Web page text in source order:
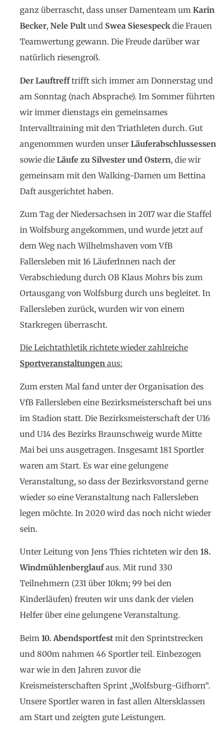
ganz überrascht, dass unser Damenteam um Karin
Becker, Nele Pult und Swea Siesespeckdie Frauen
Teamwertung gewann. Die Freude darüber war
natürlich riesengroß.
Der Lauftrefftrifft sich immer am Donnerstag und
am Sonntag (nach Absprache). Im Sommer führten
wir immer dienstags ein gemeinsames
Intervalltraining mit den Triathleten durch. Gut
angenommen wurden unser Läuferabschlussessen
sowie die Läufe zu Silvester und Ostern, die wir
gemeinsam mit den Walking-Damen um Bettina
Daft ausgerichtet haben.
Zum Tag der Niedersachsen in 2017 war die Staffel
in Wolfsburg angekommen, und wurde jetzt auf
dem Weg nach Wilhelmshaven vom VfB
Fallersleben mit 16 LäuferInnen nach der
Verabschiedung durch OB Klaus Mohrs bis zum
Ortausgang von Wolfsburg durch uns begleitet. In
Fallersleben zurück, wurden wir von einem
Starkregen überrascht.
Die Leichtathletik richtete wieder zahlreiche
Sportveranstaltungen aus:
Zum ersten Mal fand unter der Organisation des
VfB Fallersleben eine Bezirksmeisterschaft bei uns
im Stadion statt. Die Bezirksmeisterschaft der U16
und U14 des Bezirks Braunschweig wurde Mitte
Mai bei uns ausgetragen. Insgesamt 181 Sportler
waren am Start. Es war eine gelungene
Veranstaltung, so dass der Bezirksvorstand gerne
wieder so eine Veranstaltung nach Fallersleben
legen möchte. In 2020 wird das noch nicht wieder
sein.
Unter Leitung von Jens Thies richteten wir den 18.
Windmühlenberglaufaus. Mit rund 330
Teilnehmern (231 über 10km; 99 bei den
Kinderläufen) freuten wir uns dank der vielen
Helfer über eine gelungene Veranstaltung.
Beim 10. Abendsportfest mit den Sprintstrecken
und 800m nahmen 46 Sportler teil. Einbezogen
war wie in den Jahren zuvor die
Kreismeisterschaften Sprint „Wolfsburg-Gifhorn“.
Unsere Sportler waren in fast allen Altersklassen
am Start und zeigten gute Leistungen.